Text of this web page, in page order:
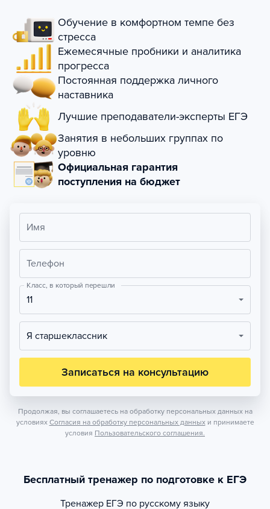
Обучение в комфортном темпе без
стресса
Ежемесячные пробники и аналитика
прогресса
Постоянная поддержка личного
наставника
Лучшие преподаватели-эксперты ЕГЭ
Занятия в небольших группах по
уровню
Официальная гарантия
поступления на бюджет
Имя
Телефон
Класс, в который перешли
11
Я старшеклассник
Записаться на консультацию
Продолжая, вы соглашаетесь на обработку персональных данных на
условиях Согласия на обработку персональных данных и принимаете
условия Пользовательского соглашения.
Бесплатный тренажер по подготовке к ЕГЭ
Тренажер ЕГЭ по русскому языку